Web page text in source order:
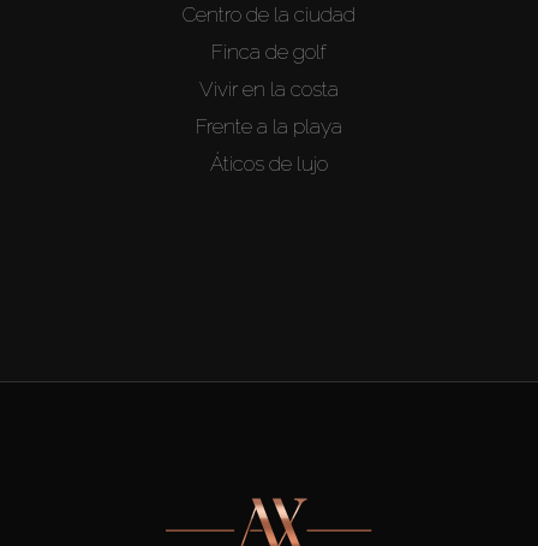
Centro de la ciudad
Finca de golf
Vivir en la costa
Frente a la playa
Áticos de lujo